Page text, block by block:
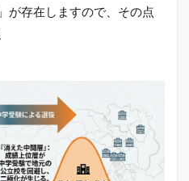
が存在しますので、その点